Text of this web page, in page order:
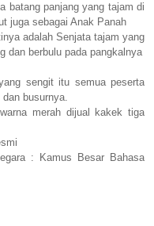
batang panjang yang tajam di
juga sebagai Anak Panah
adalah Senjata tajam yang
dan berbulu pada pangkalnya
sengit itu semua peserta
busurnya.
merah dijual kakek tiga
: Kamus Besar Bahasa